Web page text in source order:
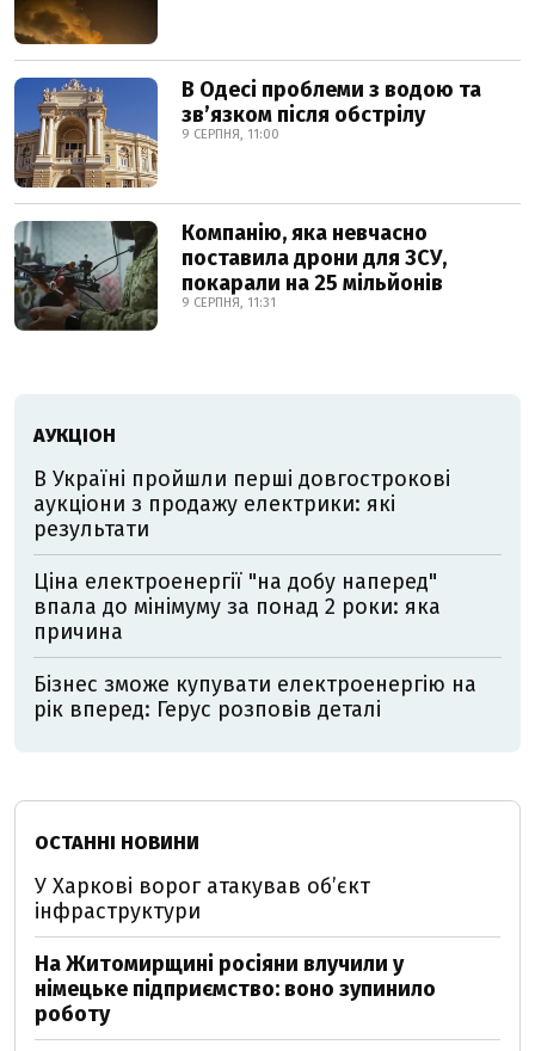
В Одесі проблеми з водою та
звʼязком після обстрілу
9 СЕРПНЯ, 11:00
Компанію, яка невчасно
поставила дрони для ЗСУ,
покарали на 25 мільйонів
9 СЕРПНЯ, 11:31
АУКЦІОН
В Україні пройшли перші довгострокові
аукціони з продажу електрики: які
результати
Ціна електроенергії "на добу наперед"
впала до мінімуму за понад 2 роки: яка
причина
Бізнес зможе купувати електроенергію на
рік вперед: Герус розповів деталі
ОСТАННІ НОВИНИ
У Харкові ворог атакував обʼєкт
інфраструктури
На Житомирщині росіяни влучили у
німецьке підприємство: воно зупинило
роботу